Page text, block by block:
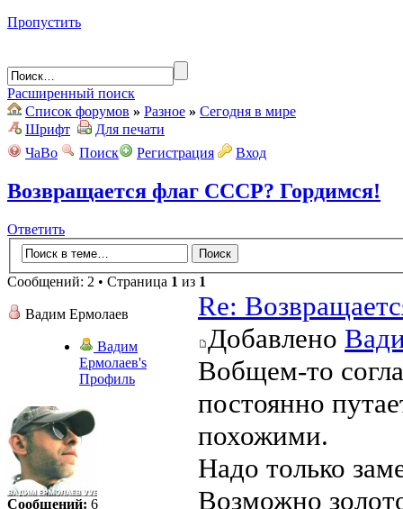
Пропустить
Расширенный поиск
Список форумов » Разное » Сегодня в мире
Шрифт
Для печати
ЧаВо
Поиск Регистрация Вход
Возвращается флаг СССР? Гордимся!
Ответить
Сообщений: 2 • Страница 1 из 1
Вадим Ермолаев
Вадим
Ермолаев's
Профиль
Сообщений: 6
Re:
Добавлено
Вобщем-то
постоянно
похожими.
Надо только
Возможно